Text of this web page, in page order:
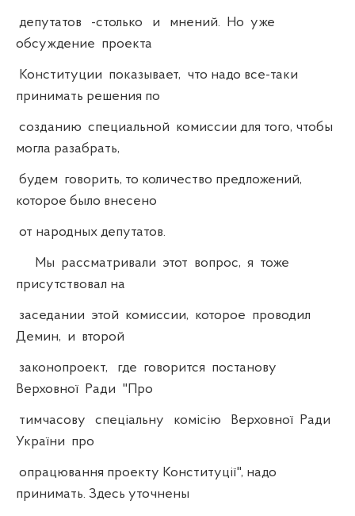
депутатов -столько и мнений. Но уже
обсуждение проекта
Конституции показывает, что надо все-таки
принимать решения по
созданию специальной комиссии для того, чтобы
могла разабрать,
будем говорить, то количество предложений,
которое было внесено
от народных депутатов.
Мы рассматривали этот вопрос, я тоже
присутствовал на
заседании этой комиссии, которое проводил
Демин, и второй
законопроект, где говорится постанову
Верховної Ради "Про
тимчасову спеціальну комісію Верховної Ради
України про
опрацювання проекту Конституції", надо
принимать. Здесь уточнены